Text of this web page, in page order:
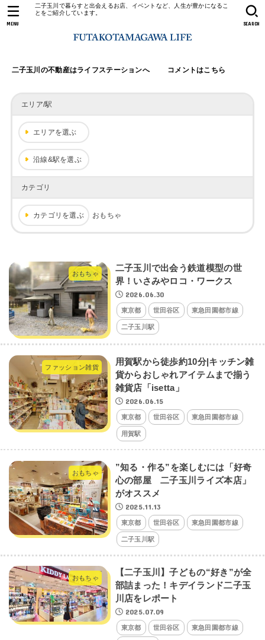
二子玉川で暮らすと出会えるお店、イベントなど、人生が豊かになるこ
とをご紹介しています。
二子玉川の不動産はライフステーションへ コメントはこちら
SEARCH
MENU
エリア/駅
エリアを選ぶ
沿線&駅を選ぶ
カテゴリ
カテゴリを選ぶ おもちゃ
おもちゃ
二子玉川で出会う鉄道模型の世
界！いさみやロコ・ワークス
2026.06.30
東京都 世田谷区 東急田園都市線
二子玉川駅
ファッション雑貨
用賀駅から徒歩約10分|キッチン雑
貨からおしゃれアイテムまで揃う
雑貨店「isetta」
2026.06.15
東京都 世田谷区 東急田園都市線
用賀駅
おもちゃ
”知る・作る”を楽しむには「好奇
心の部屋 二子玉川ライズ本店」
がオススメ
2025.11.13
東京都 世田谷区 東急田園都市線
二子玉川駅
おもちゃ
【二子玉川】子どもの“好き”が全
部詰まった！キデイランド二子玉
川店をレポート
2025.07.09
東京都 世田谷区 東急田園都市線